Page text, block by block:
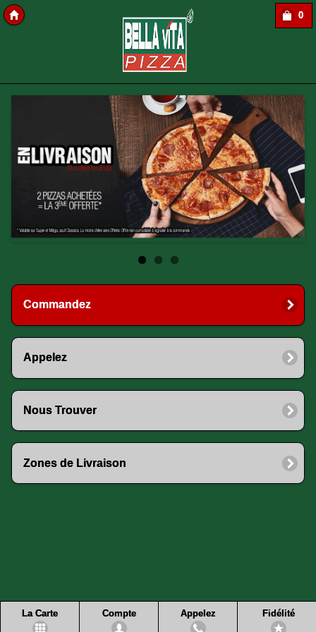
0
Commandez
Appelez
Nous Trouver
Zones de Livraison
La Carte Compte Appelez Fidélité
Copyright softavera